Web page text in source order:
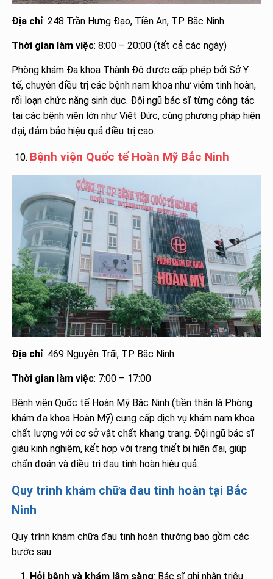
Địa chỉ: 248 Trần Hưng Đạo, Tiền An, TP Bắc Ninh
Thời gian làm việc: 8:00 – 20:00 (tất cả các ngày)
Phòng khám Đa khoa Thành Đô được cấp phép bởi Sở Y
tế, chuyên điều trị các bệnh nam khoa như viêm tinh hoàn,
rối loạn chức năng sinh dục. Đội ngũ bác sĩ từng công tác
tại các bệnh viện lớn như Việt Đức, cùng phương pháp hiện
đại, đảm bảo hiệu quả điều trị cao.
Bệnh viện Quốc tế Hoàn Mỹ Bắc Ninh
Địa chỉ: 469 Nguyễn Trãi, TP Bắc Ninh
Thời gian làm việc: 7:00 – 17:00
Bệnh viện Quốc tế Hoàn Mỹ Bắc Ninh (tiền thân là Phòng
khám đa khoa Hoàn Mỹ) cung cấp dịch vụ khám nam khoa
chất lượng với cơ sở vật chất khang trang. Đội ngũ bác sĩ
giàu kinh nghiệm, kết hợp với trang thiết bị hiện đại, giúp
chẩn đoán và điều trị đau tinh hoàn hiệu quả.
Quy trình khám chữa đau tinh hoàn tại Bắc
Ninh
Quy trình khám chữa đau tinh hoàn thường bao gồm các
bước sau:
Hỏi bệnh và khám lâm sàng: Bác sĩ ghi nhận triệu